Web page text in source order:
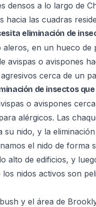
densos a lo largo de
hacia las cuadras
eliminación de
aleros, en un hueco
avispas o avispones
cerca de un
de insectos
o avispones
alérgicos. Las
su nido, y la
el nido de forma
alto de edificios, y
nidos activos son
y el área de